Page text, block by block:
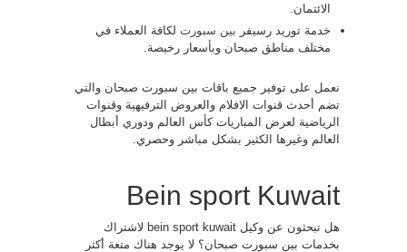
الائتمان.
خدمة توريد رسيفر بين سبورت لكافة العملاء في
مختلف مناطق صبحان وبأسعار رخيصة.
نعمل على توفير جميع باقات بين سبورت صبحان والتي
تضم أحدث قنوات الافلام والعروض الترفيهية وقنوات
الرياضية لعرض المباريات كأس العالم ودوري أبطال
العالم وغيرها الكثير بشكل مباشر وحصري.
Bein sport Kuwait
هل تبحثون عن وكيل bein sport kuwait لاشتراك
بخدمات بين سبورت صبحان؟ لا يوجد هناك متعة أكثر